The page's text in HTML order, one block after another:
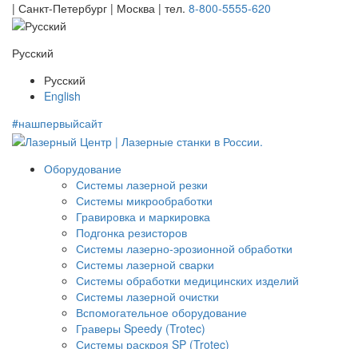
| Санкт-Петербург | Москва | тел. 8-800-5555-620
Русский
Русский
English
#нашпервыйсайт
Оборудование
Системы лазерной резки
Системы микрообработки
Гравировка и маркировка
Подгонка резисторов
Системы лазерно-эрозионной обработки
Системы лазерной сварки
Системы обработки медицинских изделий
Системы лазерной очистки
Вспомогательное оборудование
Граверы Speedy (Trotec)
Системы раскроя SP (Trotec)